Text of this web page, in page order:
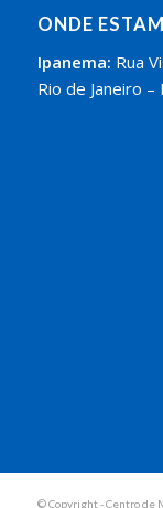
ONDE
Ipanema: Rua
Rio de Janeiro –
© Copyright - Centro de